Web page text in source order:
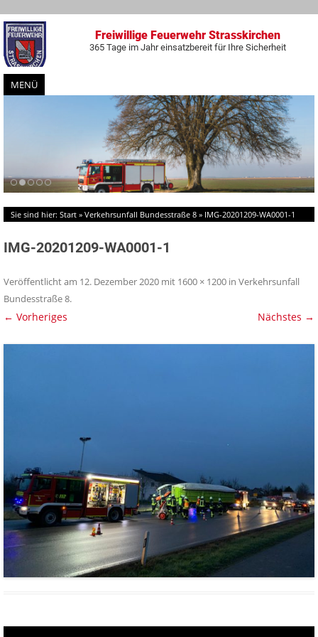
Freiwillige Feuerwehr Strasskirchen
365 Tage im Jahr einsatzbereit für Ihre Sicherheit
MENÜ
Zum
Inhalt
springen
Sie sind hier: Start » Verkehrsunfall Bundesstraße 8 » IMG-20201209-WA0001-1
IMG-20201209-WA0001-1
Veröffentlicht am 12. Dezember 2020 mit 1600 × 1200 in Verkehrsunfall
Bundesstraße 8.
← Vorheriges Nächstes →